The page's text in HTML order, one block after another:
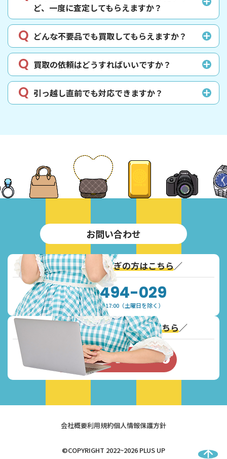
ど、一度に査定してもらえますか？
どんな不要品でも買取してもらえますか？
買取の依頼はどうすればいいですか？
引っ越し直前でも対応できますか？
お問い合わせ
＼通話無料！お急ぎの方はこちら／
0120-494-029
受付時間：9:30~17:00（土曜日を除く）
Webからのお問い合わせはこちら／
お問い合わせフォーム
会社概要利用規約個人情報保護方針
©COPYRIGHT 2022~2026 PLUS UP